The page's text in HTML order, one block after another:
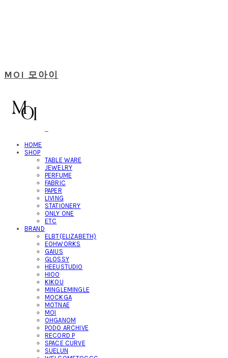
MOI 모아이
HOME
SHOP
TABLE WARE
JEWELRY
PERFUME
FABRIC
PAPER
LIVING
STATIONERY
ONLY ONE
ETC
BRAND
ELBT(ELIZABETH)
EOHWORKS
GAIUS
GLOSSY
HEEUSTUDIO
HIOO
KIKOU
MINGLEMINGLE
MOCKGA
MOTNAE
MOI
OHGANOM
PODO ARCHIVE
RECORD P
SPACE CURVE
SUELUN